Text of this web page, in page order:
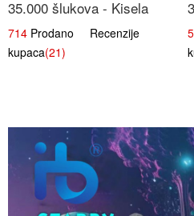
35.000 šlukova - Kisela
Jabuka Led | Osježavajući
Kiselo-Slatki Okus
714 Prodano Recenzije
kupaca(21)